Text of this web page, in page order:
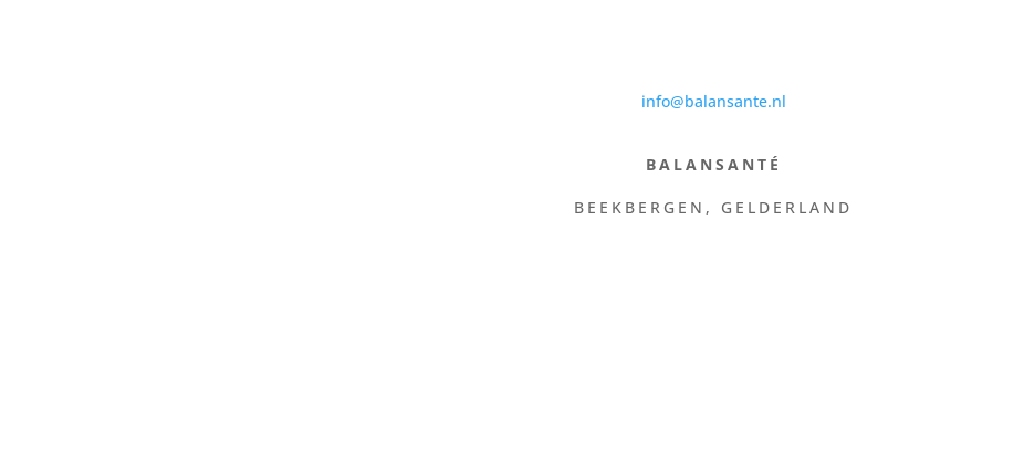
info@balansante.nl
BALANSANTÉ
BEEKBERGEN, GELDERLAND